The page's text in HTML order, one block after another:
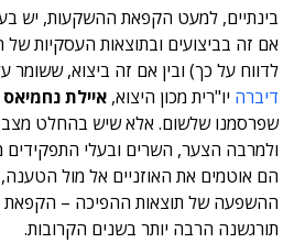
בינתיים, למעט הקפאת ההשקעות, יש
אם זה בביצועים ובתוצאות העסקיות
לדווח על כך) ובין אם זה ביצוא, ששומר
דיברה יו"רית מכון היצוא, איילת נחמיאס
שפרסמנו שלשום. אלא שיש בהחלט מצב
ולמרבה הצער, השרים ובעלי
הם אוטמים את האוזניים אל מול
ההשפעה של תוצאות ההפיכה – הקפאת
תורגשנה הרבה יותר בשנים הקרובות.